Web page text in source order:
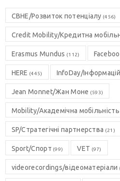
CBHE/Розвиток потенціалу (456)
Credit Mobility/Кредитна
Erasmus Mundus (112)
HERE (445) InfoDay/
Jean Monnet/Жан Моне (593)
Mobility/Академічна мобільність
SP/Стратегічні партнерства (21)
Sport/Спорт (99) VET (97)
videorecordings/відеоматеріали